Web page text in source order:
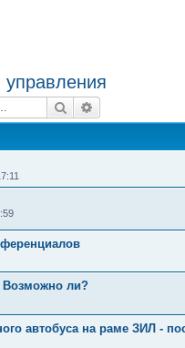
Поиск
Возможно ли?
автобуса на раме ЗИЛ -